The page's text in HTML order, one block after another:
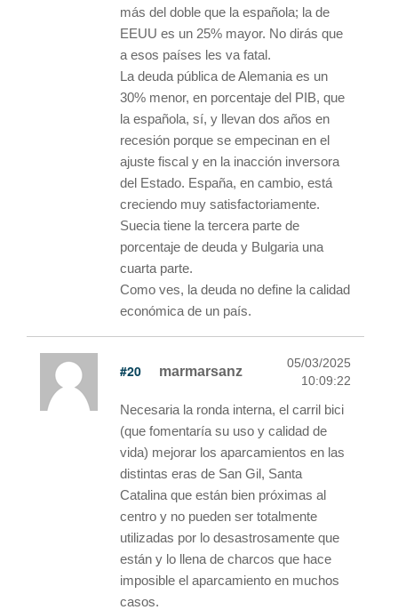
más del doble que la española; la de
EEUU es un 25% mayor. No dirás que
a esos países les va fatal.
La deuda pública de Alemania es un
30% menor, en porcentaje del PIB, que
la española, sí, y llevan dos años en
recesión porque se empecinan en el
ajuste fiscal y en la inacción inversora
del Estado. España, en cambio, está
creciendo muy satisfactoriamente.
Suecia tiene la tercera parte de
porcentaje de deuda y Bulgaria una
cuarta parte.
Como ves, la deuda no define la calidad
económica de un país.
#20 marmarsanz
05/03/2025
10:09:22
Necesaria la ronda interna, el carril bici
(que fomentaría su uso y calidad de
vida) mejorar los aparcamientos en las
distintas eras de San Gil, Santa
Catalina que están bien próximas al
centro y no pueden ser totalmente
utilizadas por lo desastrosamente que
están y lo llena de charcos que hace
imposible el aparcamiento en muchos
casos.